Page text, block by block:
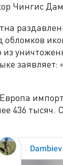
Чингис
обломков
из
заявляет:
436